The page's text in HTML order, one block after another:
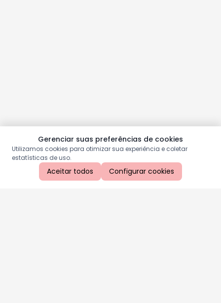
Gerenciar suas preferências de cookies
Utilizamos cookies para otimizar sua experiência e coletar
estatísticas de uso.
Aceitar todos Configurar cookies